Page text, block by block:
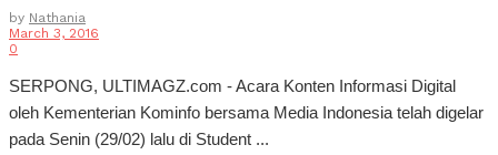
by Nathania
March 3, 2016
0
SERPONG, ULTIMAGZ.com - Acara Konten Informasi Digital
oleh Kementerian Kominfo bersama Media Indonesia telah digelar
pada Senin (29/02) lalu di Student ...